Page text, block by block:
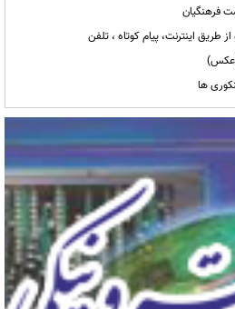
طریق اینترنت، پیام کوتاه ، تلفن
(عکس)
ها